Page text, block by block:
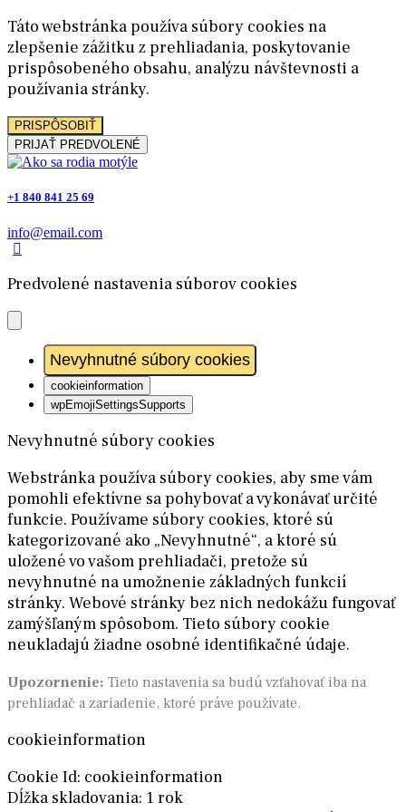
Táto webstránka používa súbory cookies na
zlepšenie zážitku z prehliadania, poskytovanie
prispôsobeného obsahu, analýzu návštevnosti a
používania stránky.
PRISPÔSOBIŤ
PRIJAŤ PREDVOLENÉ
+1 840 841 25 69
info@email.com
Predvolené nastavenia súborov cookies
Nevyhnutné súbory cookies
cookieinformation
wpEmojiSettingsSupports
Nevyhnutné súbory cookies
Webstránka používa súbory cookies, aby sme vám
pomohli efektívne sa pohybovať a vykonávať určité
funkcie. Používame súbory cookies, ktoré sú
kategorizované ako „Nevyhnutné“, a ktoré sú
uložené vo vašom prehliadači, pretože sú
nevyhnutné na umožnenie základných funkcií
stránky. Webové stránky bez nich nedokážu fungovať
zamýšľaným spôsobom. Tieto súbory cookie
neukladajú žiadne osobné identifikačné údaje.
Upozornenie: Tieto nastavenia sa budú vzťahovať iba na
prehliadač a zariadenie, ktoré práve používate.
cookieinformation
Cookie Id: cookieinformation
Dĺžka skladovania: 1 rok